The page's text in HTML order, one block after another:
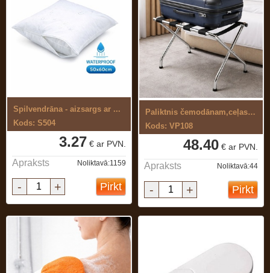
Spilvendrāna - aizsargs ar ...
Kods: S504
3.27 € ar PVN.
Apraksts Noliktavā:1159
- + Pirkt
Paliktnis čemodānam,ceļasomai,metāla ...
Kods: VP108
48.40 € ar PVN.
Apraksts Noliktavā:44
- + Pirkt